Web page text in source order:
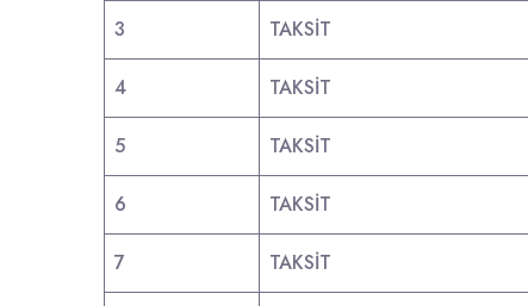
3 TAKSİT
4 TAKSİT
5 TAKSİT
6 TAKSİT
7 TAKSİT